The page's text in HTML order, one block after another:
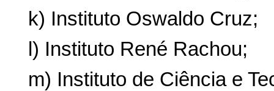
k) Instituto Oswaldo Cruz;
l) Instituto René Rachou;
m) Instituto de Ciência e